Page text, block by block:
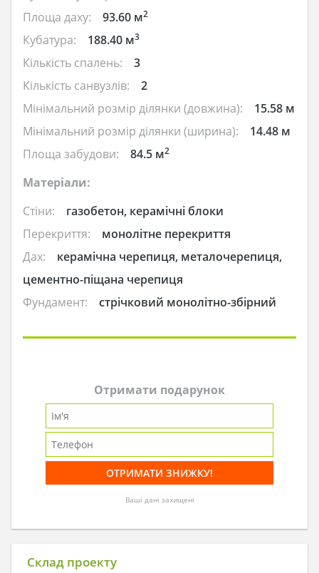
Площа даху:
93.60 м2
Кубатура: 188.40 м3
Кількість спалень:
3
Кількість санвузлів:
2
Мінімальний розмір ділянки (довжина):
15.58 м
Мінімальний розмір ділянки (ширина):
14.48 м
Площа забудови:
84.5 м2
Матеріали:
Стіни:
газобетон, керамічні блоки
Перекриття:
монолітне перекриття
Дах:
керамічна черепиця, металочерепиця,
цементно-піщана черепиця
Фундамент:
стрічковий монолітно-збірний
Отримати подарунок
Ваші дані захищені
Склад проекту